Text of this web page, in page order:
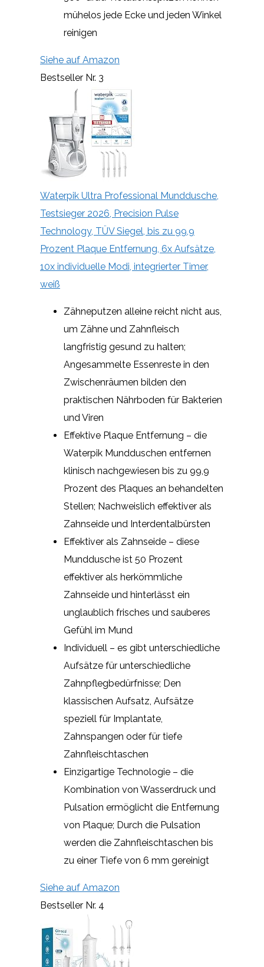
mühelos jede Ecke und jeden Winkel
reinigen
Siehe auf Amazon
Bestseller Nr. 3
Waterpik Ultra Professional Munddusche,
Testsieger 2026, Precision Pulse
Technology, TÜV Siegel, bis zu 99,9
Prozent Plaque Entfernung, 6x Aufsätze,
10x individuelle Modi, integrierter Timer,
weiß
Zähneputzen alleine reicht nicht aus,
um Zähne und Zahnfleisch
langfristig gesund zu halten;
Angesammelte Essenreste in den
Zwischenräumen bilden den
praktischen Nährboden für Bakterien
und Viren
Effektive Plaque Entfernung – die
Waterpik Mundduschen entfernen
klinisch nachgewiesen bis zu 99,9
Prozent des Plaques an behandelten
Stellen; Nachweislich effektiver als
Zahnseide und Interdentalbürsten
Effektiver als Zahnseide – diese
Munddusche ist 50 Prozent
effektiver als herkömmliche
Zahnseide und hinterlässt ein
unglaublich frisches und sauberes
Gefühl im Mund
Individuell – es gibt unterschiedliche
Aufsätze für unterschiedliche
Zahnpflegbedürfnisse; Den
klassischen Aufsatz, Aufsätze
speziell für Implantate,
Zahnspangen oder für tiefe
Zahnfleischtaschen
Einzigartige Technologie – die
Kombination von Wasserdruck und
Pulsation ermöglicht die Entfernung
von Plaque; Durch die Pulsation
werden die Zahnfleischtaschen bis
zu einer Tiefe von 6 mm gereinigt
Siehe auf Amazon
Bestseller Nr. 4